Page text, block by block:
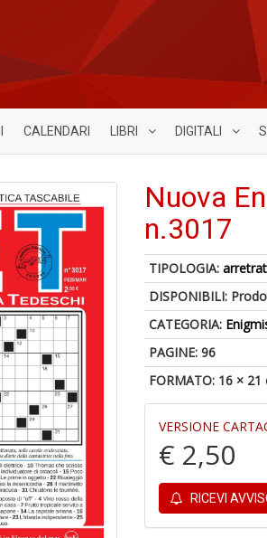
CALENDARI LIBRI DIGITALI
Nuova
n.3017
TIPOLOGIA:
DISPONIBILI:
CATEGORIA:
PAGINE: 96
FORMATO: 16 × 21
VERSIONE
€ 2,50
RICEVI